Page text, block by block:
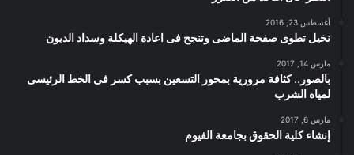
أغسطس 23, 2016
نخيل تطوى صفحة الماضى وتنجح فى اعادة الهيكلة وسداد الديون
مارس 14, 2017
بالصور.. كثافة مرورية بمحور التسعين بسبب كسر فى الخط الرئيسى
لمياه الشرب
مارس 6, 2017
إنشاء كلية الحقوق بجامعة الفيوم